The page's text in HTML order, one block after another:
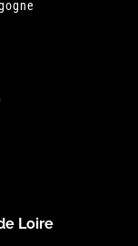
Loire